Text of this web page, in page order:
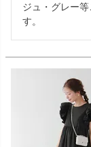
ジュ・グレー
す。